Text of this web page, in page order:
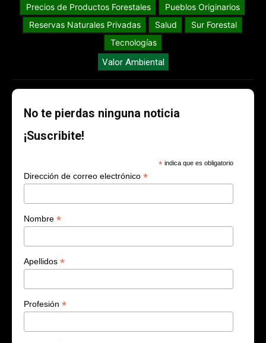
Precios de Productos Forestales
Pueblos Originarios
Reservas Naturales Privadas
Salud
Sur Forestal
Tecnologías
Valor Ambiental
No te pierdas ninguna noticia
¡Suscribite!
* indica que es obligatorio
Dirección de correo electrónico *
Nombre *
Apellidos *
Profesión *